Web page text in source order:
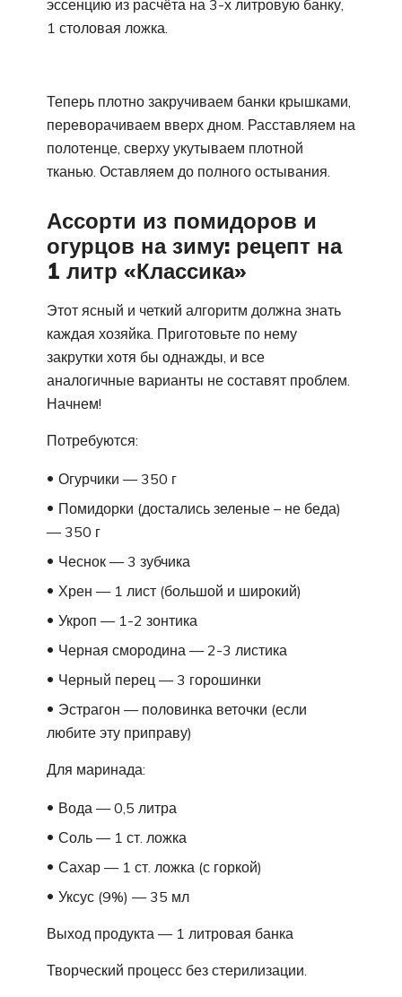
эссенцию из расчёта на 3-х литровую банку,
1 столовая ложка.
Теперь плотно закручиваем банки крышками,
переворачиваем вверх дном. Расставляем на
полотенце, сверху укутываем плотной
тканью. Оставляем до полного остывания.
Ассорти из помидоров и
огурцов на зиму: рецепт на
1 литр «Классика»
Этот ясный и четкий алгоритм должна знать
каждая хозяйка. Приготовьте по нему
закрутки хотя бы однажды, и все
аналогичные варианты не составят проблем.
Начнем!
Потребуются:
Огурчики — 350 г
Помидорки (достались зеленые – не беда)
— 350 г
Чеснок — 3 зубчика
Хрен — 1 лист (большой и широкий)
Укроп — 1-2 зонтика
Черная смородина — 2-3 листика
Черный перец — 3 горошинки
Эстрагон — половинка веточки (если
любите эту приправу)
Для маринада:
Вода — 0,5 литра
Соль — 1 ст. ложка
Сахар — 1 ст. ложка (с горкой)
Уксус (9%) — 35 мл
Выход продукта — 1 литровая банка
Творческий процесс без стерилизации.